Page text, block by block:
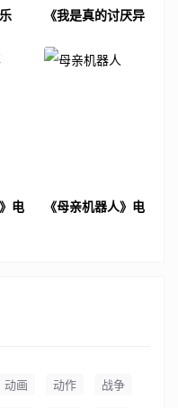
《我是真的讨厌异
案
电
《母亲机器人》电
动画 动作 战争